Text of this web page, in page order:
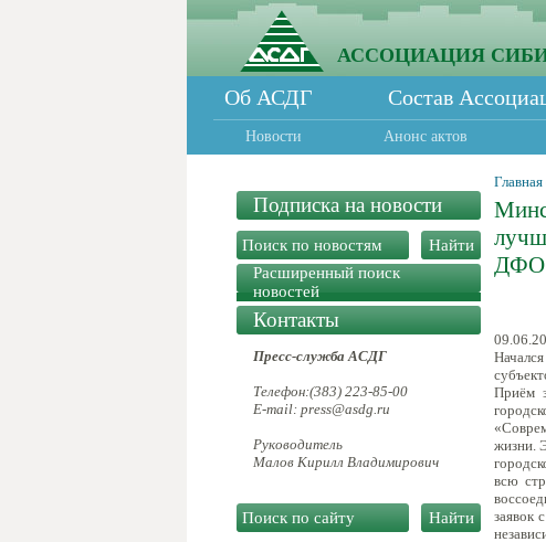
АССОЦИАЦИЯ
Об АСДГ Состав
Новости Анонс актов
Подписка на новости
Расширенный поиск
новостей
Контакты
Пресс-служба АСДГ
Телефон:(383) 223-85-00
E-mail: press@asdg.ru
Руководитель
Малов Кирилл Владимирович
ДФО
Приём
жизни.
всю
заявок